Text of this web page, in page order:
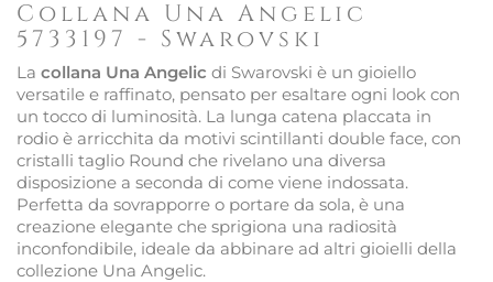
Collana Una Angelic
5733197 - Swarovski
La collana Una Angelic di Swarovski è un gioiello
versatile e raffinato, pensato per esaltare ogni look con
un tocco di luminosità. La lunga catena placcata in
rodio è arricchita da motivi scintillanti double face, con
cristalli taglio Round che rivelano una diversa
disposizione a seconda di come viene indossata.
Perfetta da sovrapporre o portare da sola, è una
creazione elegante che sprigiona una radiosità
inconfondibile, ideale da abbinare ad altri gioielli della
collezione Una Angelic.